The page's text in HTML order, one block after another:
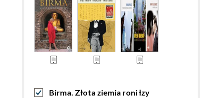
Birma. Złota ziemia roni łzy